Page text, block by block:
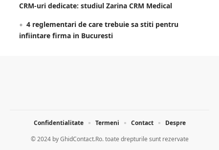
CRM-uri dedicate: studiul Zarina CRM Medical
4 reglementari de care trebuie sa stiti pentru
infiintare firma in Bucuresti
© 2024 byGhidContact.Ro. toate drepturile sunt rezervate
Confidentialitate Termeni Contact Despre